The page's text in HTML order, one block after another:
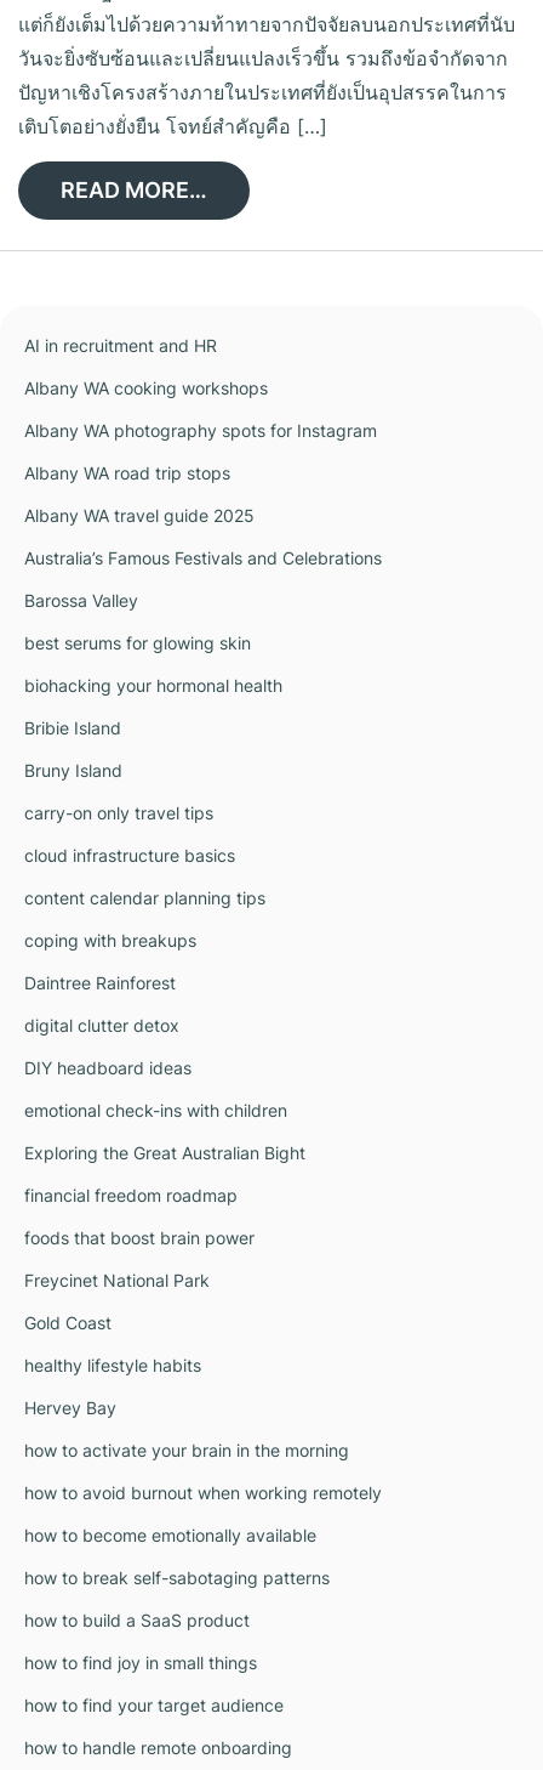
แต่ก็ยังเต็มไปด้วยความท้าทายจากปัจจัยลบนอกประเทศที่นับ
วันจะยิ่งซับซ้อนและเปลี่ยนแปลงเร็วขึ้น รวมถึงข้อจำกัดจาก
ปัญหาเชิงโครงสร้างภายในประเทศที่ยังเป็นอุปสรรคในการ
เติบโตอย่างยั่งยืน โจทย์สำคัญคือ […]
READ MORE…
AI in recruitment and HR
Albany WA cooking workshops
Albany WA photography spots for Instagram
Albany WA road trip stops
Albany WA travel guide 2025
Australia’s Famous Festivals and Celebrations
Barossa Valley
best serums for glowing skin
biohacking your hormonal health
Bribie Island
Bruny Island
carry-on only travel tips
cloud infrastructure basics
content calendar planning tips
coping with breakups
Daintree Rainforest
digital clutter detox
DIY headboard ideas
emotional check-ins with children
Exploring the Great Australian Bight
financial freedom roadmap
foods that boost brain power
Freycinet National Park
Gold Coast
healthy lifestyle habits
Hervey Bay
how to activate your brain in the morning
how to avoid burnout when working remotely
how to become emotionally available
how to break self-sabotaging patterns
how to build a SaaS product
how to find joy in small things
how to find your target audience
how to handle remote onboarding